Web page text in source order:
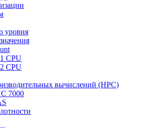
уровня
CPU
CPU
вычислений (HPC)
7000